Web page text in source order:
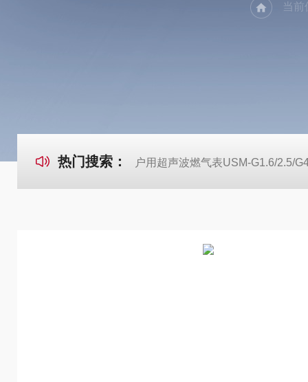
当前
热门搜索： 户用超声波燃气表USM-G1.6/2.5/